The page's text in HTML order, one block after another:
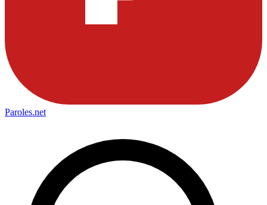
Paroles.net